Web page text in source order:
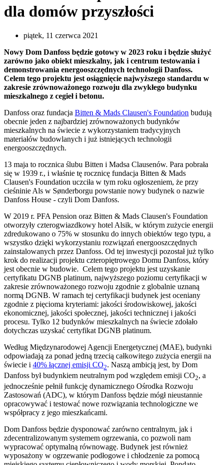
dla domów przyszłości
piątek, 11 czerwca 2021
Nowy Dom Danfoss będzie gotowy w 2023 roku i będzie służyć
zarówno jako obiekt mieszkalny, jak i centrum testowania i
demonstrowania energooszczędnych technologii Danfoss.
Celem tego projektu jest osiągnięcie najwyższego standardu w
zakresie zrównoważonego rozwoju dla zwykłego budynku
mieszkalnego z cegieł i betonu.
Danfoss oraz fundacja Bitten & Mads Clausen's Foundation budują
obecnie jeden z najbardziej zrównoważonych budynków
mieszkalnych na świecie z wykorzystaniem tradycyjnych
materiałów budowlanych i już istniejących technologii
energooszczędnych.
13 maja to rocznica ślubu Bitten i Madsa Clausenów. Para pobrała
się w 1939 r., i właśnie tę rocznicę fundacja Bitten & Mads
Clausen's Foundation uczciła w tym roku ogłoszeniem, że przy
cieśninie Als w Sønderborgu powstanie nowy budynek o nazwie
Danfoss House - czyli Dom Danfoss.
W 2019 r. PFA Pension oraz Bitten & Mads Clausen's Foundation
otworzyły czterogwiazdkowy hotel Alsik, w którym zużycie energii
zdredukowano o 75% w stosunku do innych obiektów tego typu, a
wszystko dzięki wykorzystaniu rozwiązań energooszczędnych
zainstalowanych przez Danfoss. Od tej inwestycji pozostał już tylko
krok do realizacji projektu czteropiętrowego Domu Danfoss, który
jest obecnie w budowie. Celem tego projektu jest uzyskanie
certyfikatu DGNB platinum, najwyższego poziomu certyfikacji w
zakresie zrównoważonego rozwoju zgodnie z globalnie uznaną
normą DGNB. W ramach tej certyfikacji budynek jest oceniany
zgodnie z pięcioma kryteriami: jakości środowiskowej, jakości
ekonomicznej, jakości społecznej, jakości technicznej i jakości
procesu. Tylko 12 budynków mieszkalnych na świecie zdołało
dotychczas uzyskać certyfikat DGNB platinum.
Według Międzynarodowej Agencji Energetycznej (MAE), budynki
odpowiadają za ponad jedną trzecią całkowitego zużycia energii na
świecie i 40% łącznej emisji CO2. Naszą ambicją jest, by Dom
Danfoss był budynkiem neutralnym pod względem emisji CO2, a
jednocześnie pełnił funkcję dynamicznego Ośrodka Rozwoju
Zastosowań (ADC), w którym Danfoss będzie mógł nieustannie
opracowywać i testować nowe rozwiązania technologiczne we
współpracy z jego mieszkańcami.
Dom Danfoss będzie dysponować zarówno centralnym, jak i
zdecentralizowanym systemem ogrzewania, co pozwoli nam
wypracować optymalną równowagę. Budynek jest również
wyposażony w ogrzewanie podłogowe i chłodzenie za pomocą